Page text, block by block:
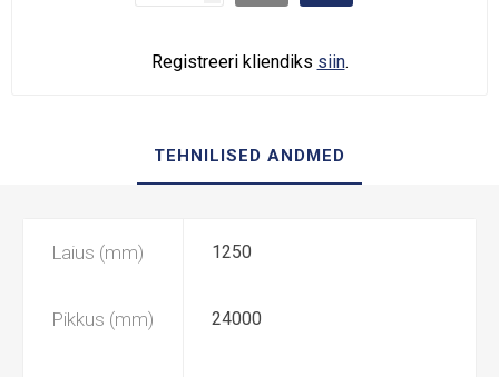
Registreeri kliendiks siin.
TEHNILISED ANDMED
Laius (mm) 1250
Pikkus (mm) 24000